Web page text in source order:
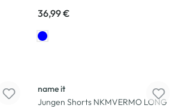
36,99 €
name it
Jungen Shorts NKMVERMO LONG